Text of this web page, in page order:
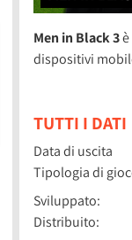
Men in Black 3
dispositivi
TUTTI I DATI
Data di uscita
Tipologia di
Sviluppato:
Distribuito: